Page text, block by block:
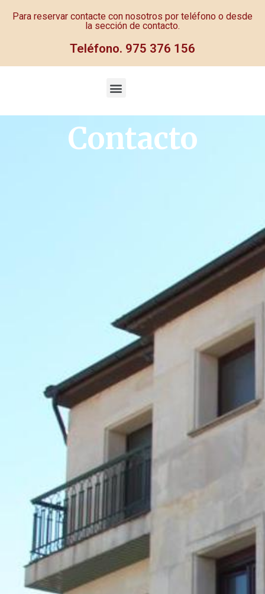
Para reservar contacte con nosotros por teléfono o desde
la sección de contacto.
Teléfono. 975 376 156
Contacto